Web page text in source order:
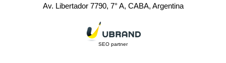
Av. Libertador 7790, 7° A, CABA, Argentina
SEO partner